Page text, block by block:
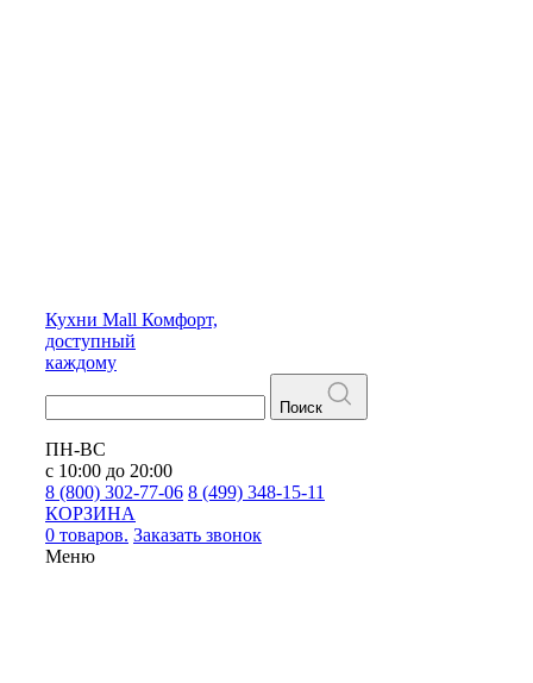
Кухни Mall Комфорт,
доступный
каждому
Поиск
ПН-ВС
с 10:00 до 20:00
8 (800) 302-77-06 8 (499) 348-15-11
КОРЗИНА
0 товаров. Заказать звонок
Меню